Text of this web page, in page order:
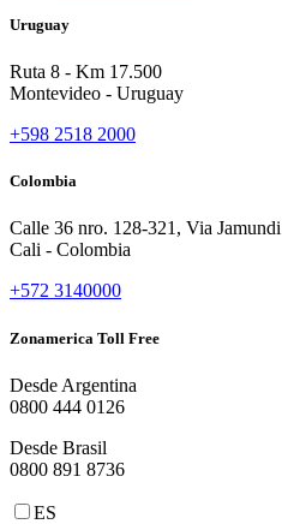
Uruguay
Ruta 8 - Km 17.500
Montevideo - Uruguay
+598 2518 2000
Colombia
Calle 36 nro. 128-321, Via Jamundi
Cali - Colombia
+572 3140000
Zonamerica Toll Free
Desde Argentina
0800 444 0126
Desde Brasil
0800 891 8736
ES